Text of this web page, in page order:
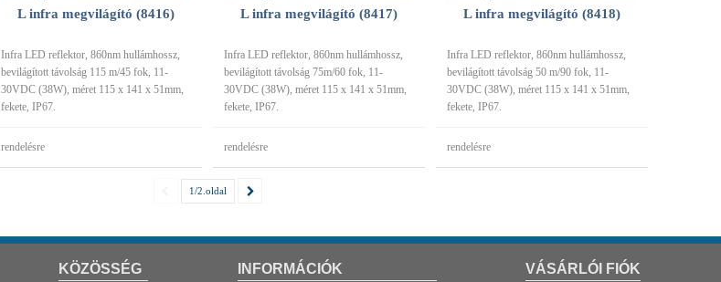
L infra megvilágító (8416)
Infra LED reflektor, 860nm hullámhossz,
bevilágított távolság 115 m/45 fok, 11-
30VDC (38W), méret 115 x 141 x 51mm,
fekete, IP67.
rendelésre
L infra megvilágító (8417)
Infra LED reflektor, 860nm hullámhossz,
bevilágított távolság 75m/60 fok, 11-
30VDC (38W), méret 115 x 141 x 51mm,
fekete, IP67.
rendelésre
L infra megvilágító (8418)
Infra LED reflektor, 860nm hullámhossz,
bevilágított távolság 50 m/90 fok, 11-
30VDC (38W), méret 115 x 141 x 51mm,
fekete, IP67.
rendelésre
1/2.oldal
VÁSÁRLÓI FIÓK
KÖZÖSSÉG INFORMÁCIÓK